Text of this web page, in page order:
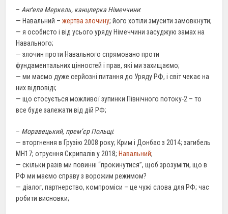
– Анґела Меркель, канцлерка Німеччини:
— Навальний –жертва злочину; його хотіли змусити замовкнути;
— я особисто і від усього уряду Німеччини засуджую замах на
Навального;
— злочин проти Навального спрямовано проти
фундаментальних цінностей і прав, які ми захищаємо;
— ми маємо дуже серйозні питання до Уряду РФ, і світ чекає на
них відповіді;
— що стосується можливої зупинки Північного потоку-2 – то
все буде залежати від дій РФ;
– Моравецький, прем’єр Польщі:
— вторгнення в Грузію 2008 року; Крим і Донбас з 2014; загибель
МН17; отруєння Скрипалів у 2018; Навальний;
— скільки разів ми повинні “прокинутися”, щоб зрозуміти, що в
РФ ми маємо справу з ворожим режимом?
— діалог, партнерство, компроміси – це чужі слова для РФ; час
робити висновки;